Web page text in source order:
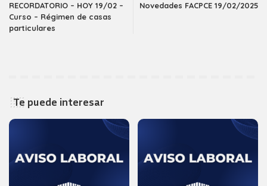
RECORDATORIO – HOY 19/02 –
Curso – Régimen de casas
particulares
Novedades FACPCE 19/02/2025
Te puede interesar